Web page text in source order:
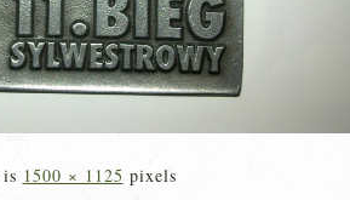
1500 × 1125 pixels